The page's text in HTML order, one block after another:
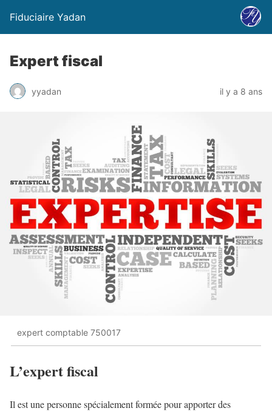
Fiduciaire Yadan
Expert fiscal
yyadan il y a 8 ans
expert comptable 750017
L’expert fiscal
Il est une personne spécialement formée pour apporter des